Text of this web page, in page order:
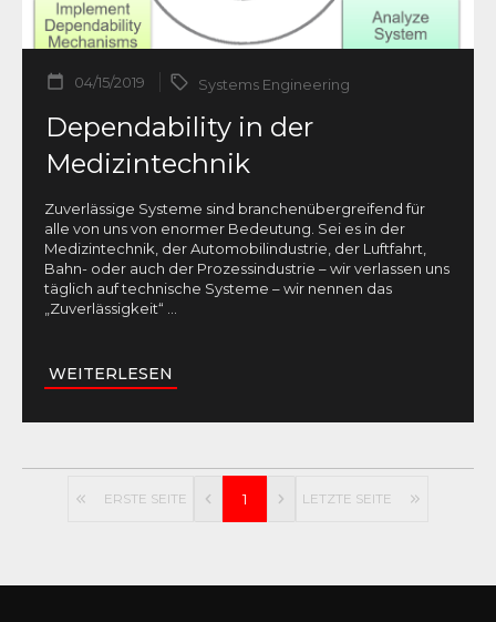
04/15/2019 Systems Engineering
Dependability in der
Medizintechnik
Zuverlässige Systeme sind branchenübergreifend für
alle von uns von enormer Bedeutung. Sei es in der
Medizintechnik, der Automobilindustrie, der Luftfahrt,
Bahn- oder auch der Prozessindustrie – wir verlassen uns
täglich auf technische Systeme – wir nennen das
„Zuverlässigkeit“
WEITERLESEN
ERSTE SEITE 1 LETZTE SEITE